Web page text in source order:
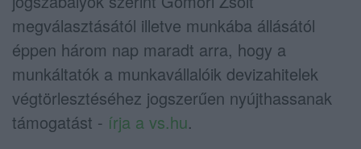
megválasztásától illetve munkába állásától
éppen három nap maradt arra, hogy a
munkáltatók a munkavállalóik devizahitelek
végtörlesztéséhez jogszerűen nyújthassanak
támogatást - írja a vs.hu.